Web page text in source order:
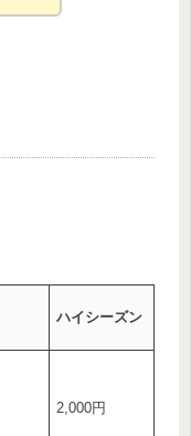
ハイシーズン
2,000円